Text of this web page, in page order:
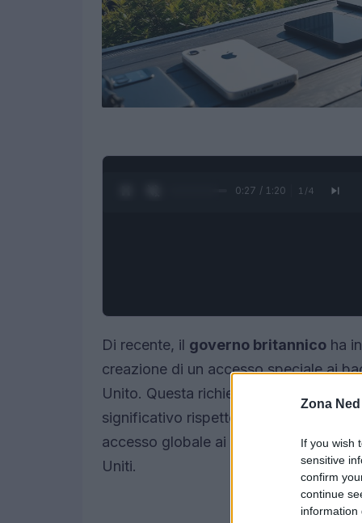
Zona Ned
If you wish
sensitive
confirm
continue
information
0:28 / 1:20 1 /4
Di recente, il governo britannico ha
creazione di un accesso speciale ai
Unito. Questa richiesta, avanzata
significativo rispetto al precedente
accesso globale ai dati degli utenti e
Uniti.